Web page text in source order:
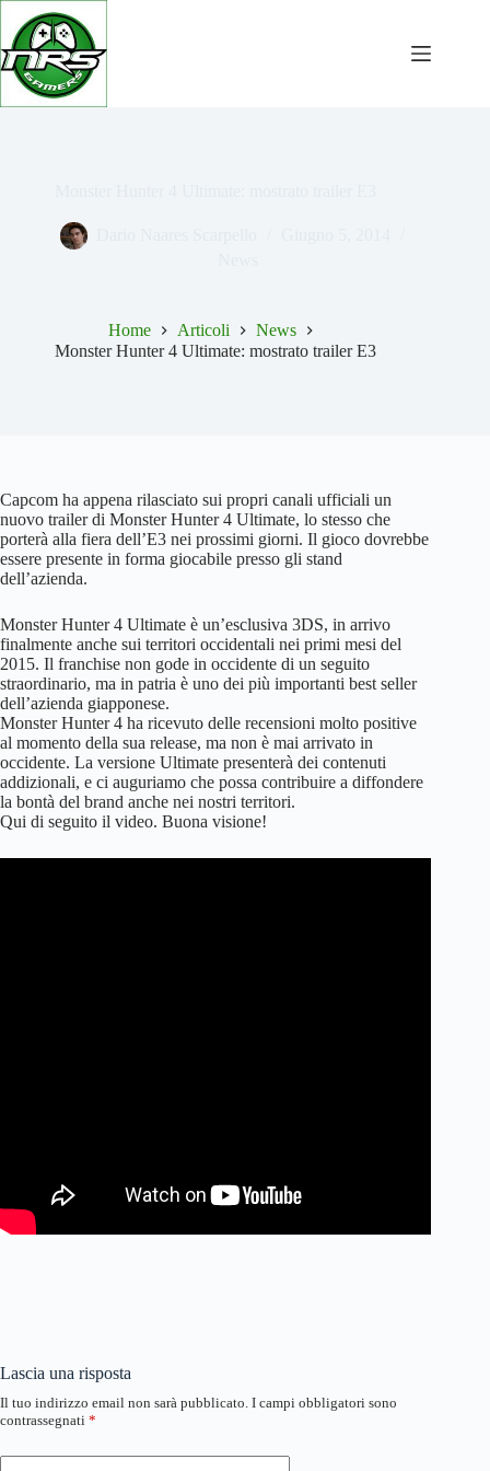
Salta
contenuto
Home Articoli
News
Monster Hunter 4 Ultimate: mostrato trailer E3
Capcom ha appena rilasciato sui propri canali ufficiali un
nuovo trailer di Monster Hunter 4 Ultimate, lo stesso che
porterà alla fiera dell’E3 nei prossimi giorni. Il gioco dovrebbe
essere presente in forma giocabile presso gli stand
dell’azienda.
Monster Hunter 4 Ultimate è un’esclusiva 3DS, in arrivo
finalmente anche sui territori occidentali nei primi mesi del
2015. Il franchise non gode in occidente di un seguito
straordinario, ma in patria è uno dei più importanti best seller
dell’azienda giapponese.
Monster Hunter 4 ha ricevuto delle recensioni molto positive
al momento della sua release, ma non è mai arrivato in
occidente. La versione Ultimate presenterà dei contenuti
addizionali, e ci auguriamo che possa contribuire a diffondere
la bontà del brand anche nei nostri territori.
Qui di seguito il video. Buona visione!
Lascia una risposta
Il tuo indirizzo email non sarà pubblicato. I campi obbligatori sono
contrassegnati *